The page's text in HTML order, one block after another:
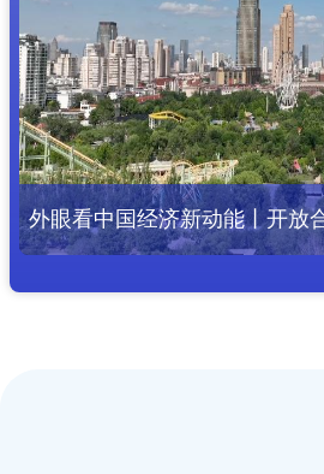
夏季达沃斯论坛丨在天津，感
5%左右的目标“能够实现”：
中国经济增长
外眼看中国经济新动能丨开放